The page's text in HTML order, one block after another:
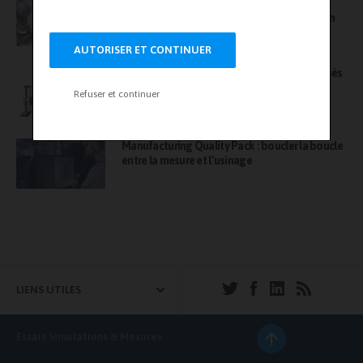
AUTORISER ET CONTINUER
Refuser et continuer
https://www.supdevinci.fr/
L’agilité d’une structure experte, la force d’un
leader
Série F : focus sur des bancs d’essais motorisés
Manufacturing Quality Pack : boucler la boucle
entre la mesure et l’usinage
LIENS UTILES